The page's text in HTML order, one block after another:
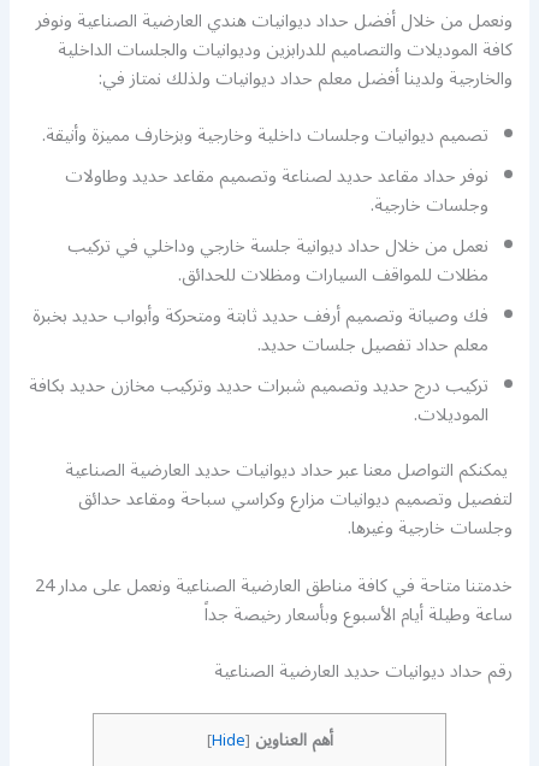
ونعمل من خلال أفضل حداد ديوانيات هندي العارضية الصناعية ونوفر
كافة الموديلات والتصاميم للدرابزين وديوانيات والجلسات الداخلية
والخارجية ولدينا أفضل معلم حداد ديوانيات ولذلك نمتاز في:
تصميم ديوانيات وجلسات داخلية وخارجية وبزخارف مميزة وأنيقة.
نوفر حداد مقاعد حديد لصناعة وتصميم مقاعد حديد وطاولات
وجلسات خارجية.
نعمل من خلال حداد ديوانية جلسة خارجي وداخلي في تركيب
مظلات للمواقف السيارات ومظلات للحدائق.
فك وصيانة وتصميم أرفف حديد ثابتة ومتحركة وأبواب حديد بخبرة
معلم حداد تفصيل جلسات حديد.
تركيب درج حديد وتصميم شبرات حديد وتركيب مخازن حديد بكافة
الموديلات.
يمكنكم التواصل معنا عبر حداد ديوانيات حديد العارضية الصناعية
لتفصيل وتصميم ديوانيات مزارع وكراسي سباحة ومقاعد حدائق
وجلسات خارجية وغيرها.
خدمتنا متاحة في كافة مناطق العارضية الصناعية ونعمل على مدار 24
ساعة وطيلة أيام الأسبوع وبأسعار رخيصة جداً
رقم حداد ديوانيات حديد العارضية الصناعية
أهم العناوين [
Hide
]